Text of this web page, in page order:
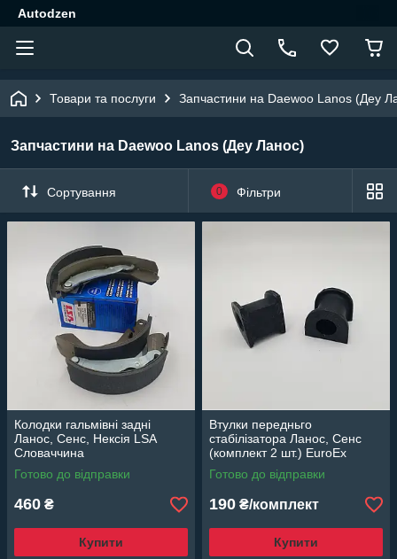
Autodzen
Товари та послуги Запчастини на Daewoo Lanos (Деу
Запчастини на Daewoo Lanos (Деу Ланос)
Сортування 0 Фільтри
Колодки гальмівні задні
Ланос, Сенс, Нексія LSA
Словаччина
Готово до відправки
460 ₴
Купити
Втулки передньго
стабілізатора Ланос, Сенс
(комплект 2 шт.) EuroEx
Угорщина 96444469
Готово до відправки
190 ₴/комплект
Купити